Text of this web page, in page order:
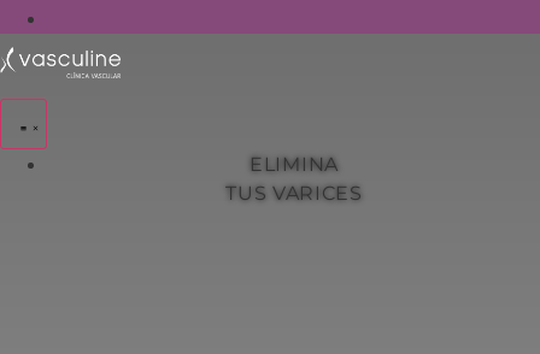
ELIMINA
TUS VARICES